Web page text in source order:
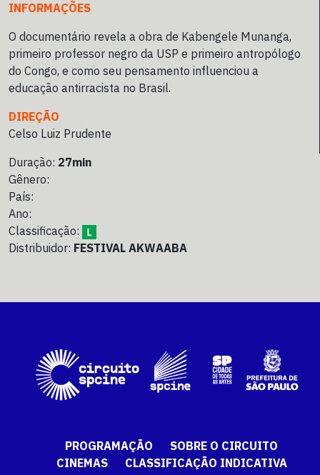
INFORMAÇÕES
O documentário revela a obra de Kabengele Munanga,
primeiro professor negro da USP e primeiro antropólogo
do Congo, e como seu pensamento influenciou a
educação antirracista no Brasil.
DIREÇÃO
Celso Luiz Prudente
Duração: 27min
Gênero:
País:
Ano:
Classificação:
Distribuidor: FESTIVAL AKWAABA
PROGRAMAÇÃO
SOBRE O CIRCUITO
CINEMAS
CLASSIFICAÇÃO INDICATIVA